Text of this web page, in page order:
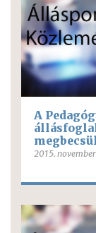
A
2015. november